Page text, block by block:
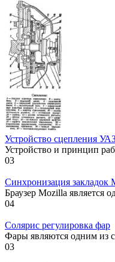
Устройство сцепления
Устройство и принцип
03
Синхронизация закладок
Браузер Mozilla является
04
Солярис регулировка фар
Фары являются одним из
03